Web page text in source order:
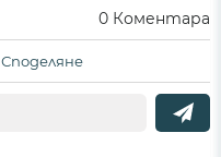
0 Коментара
Споделяне